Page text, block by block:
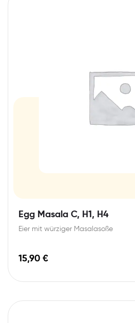
Egg Masala C, H1, H4
Eier mit würziger Masalasoße
15,90 €